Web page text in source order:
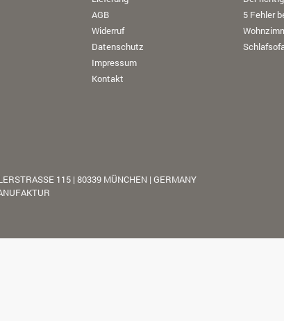
AGB
Widerruf
Datenschutz
Impressum
Kontakt
5 Fehler
115 | 80339 MÜNCHEN | GERMANY